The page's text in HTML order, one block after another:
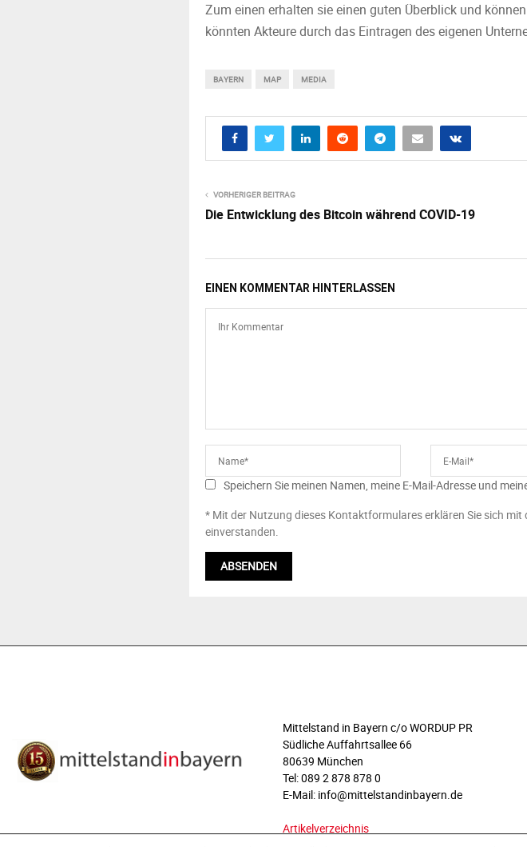
Zum einen erhalten sie einen guten Überblick und
könnten Akteure durch das Eintragen des eigenen
BAYERN MAP MEDIA
VORHERIGER BEITRAG
Die Entwicklung des Bitcoin während COVID-19
EINEN KOMMENTAR HINTERLASSEN
Speichern Sie meinen Namen, meine E-Mail-Adresse und
* Mit der Nutzung dieses Kontaktformulares erklären Sie sich
einverstanden.
Mittelstand in Bayern c/o WORDUP PR
Südliche Auffahrtsallee 66
80639 München
Tel: 089 2 878 878 0
E-Mail: info@mittelstandinbayern.de
Artikelverzeichnis